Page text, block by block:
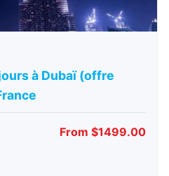
à Dubaï (offre
From $1499.00